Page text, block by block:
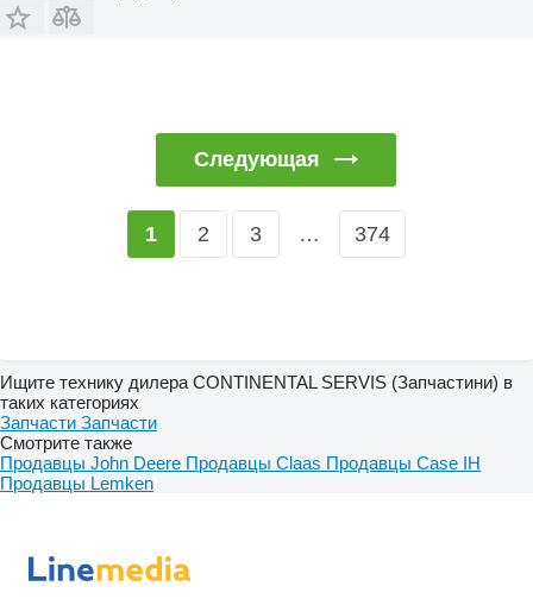
Следующая
1 2 3 … 374
Ищите технику дилера CONTINENTAL SERVIS (Запчастини) в
таких категориях
Запчасти Запчасти
Смотрите также
Продавцы John Deere Продавцы Claas Продавцы Case IH
Продавцы Lemken